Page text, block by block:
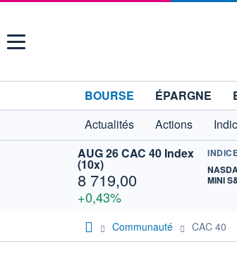
Menu
BOURSE ÉPARGNE
Actualités
Actions
AUG 26 CAC 40 Index
(10x)
8 719,00
+0,43%
MINI
Communauté CAC 40